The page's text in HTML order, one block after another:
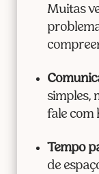
Muitas
simples,
fale com
Tempo
de